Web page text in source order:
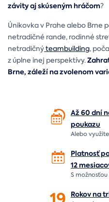
závity aj skúseným hráčom?
Únikovka v Prahe alebo Brne
netradičné rande, rodinné
netradičnýteambuilding,
z úplne inej perspektívy.
Brne, záleží na zvolenom
Až 60 dní
poukazu
Alebo
Platnosť
12
S
Rokov na